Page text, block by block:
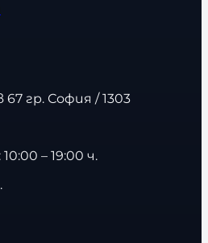
гр. София / 1303
– 19:00 ч.